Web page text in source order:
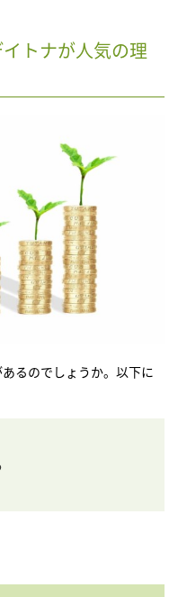
トナが人気の理
るのでしょうか。以下に